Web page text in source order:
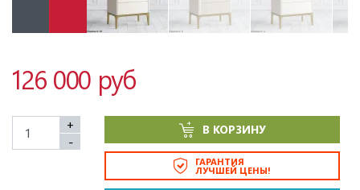
126 000 руб
+
-
В КОРЗИНУ
ГАРАНТИЯ
ЛУЧШЕЙ ЦЕНЫ!